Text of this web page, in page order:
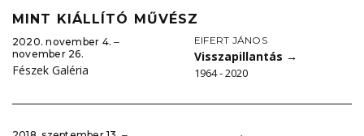
MINT KIÁLLÍTÓ MŰVÉSZ
2020. november 4. ‒
november 26.
Fészek Galéria
EIFERT JÁNOS
Visszapillantás →
1964 - 2020